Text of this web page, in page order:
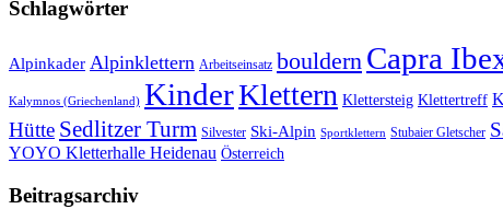
Schlagwörter
Alpinkader Alpinklettern Arbeitseinsatz bouldern Capra
Kalymnos (Griechenland) KinderKlettern Klettersteig Klettertreff
Hütte Sedlitzer Turm Silvester Ski-Alpin Sportklettern Stubaier Gletscher
YOYO Kletterhalle Heidenau Österreich
Beitragsarchiv